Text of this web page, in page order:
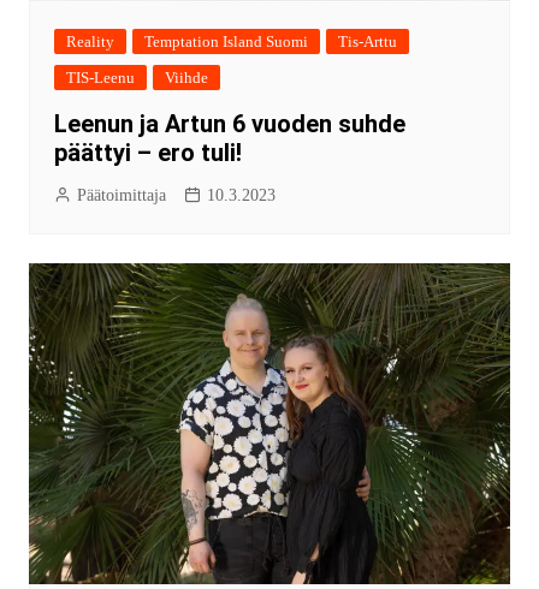
Reality Temptation Island Suomi
Tis-Arttu
TIS-Leenu
Viihde
Leenun ja Artun 6 vuoden suhde
päättyi – ero tuli!
Päätoimittaja 10.3.2023